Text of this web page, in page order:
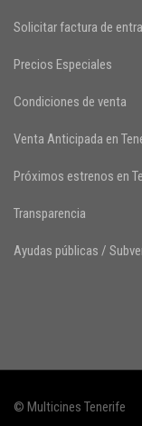
Solicitar factura de
Precios Especiales
Condiciones de venta
Venta Anticipada en
Próximos estrenos en
Transparencia
Ayudas públicas /
© Multicines Tenerife